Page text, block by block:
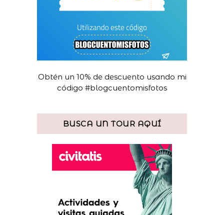
Obtén un 10% de descuento usando mi
código #blogcuentomisfotos
BUSCA UN TOUR AQUÍ